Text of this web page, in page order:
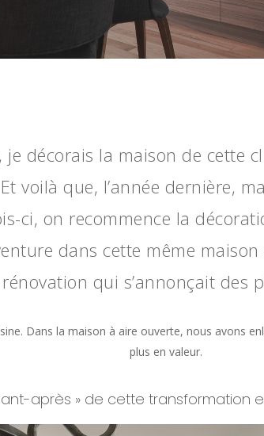
décorais la maison de cette
voilà que, l’année dernière,
ci, on recommence la
dans cette même
qui s’annonçait des
Dans la maison à aire ouverte, nous avons
plus en valeur.
après » de cette transformation